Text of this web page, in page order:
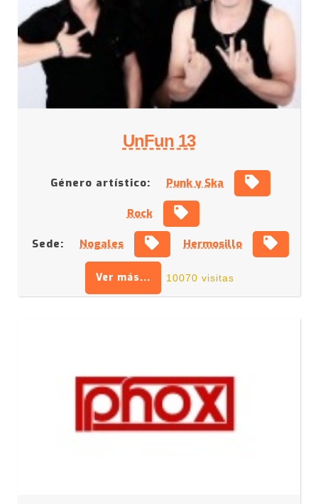
UnFun 13
Género artístico: Punk y Ska
Rock
Sede: Nogales Hermosillo
Ver más... 10070 visitas